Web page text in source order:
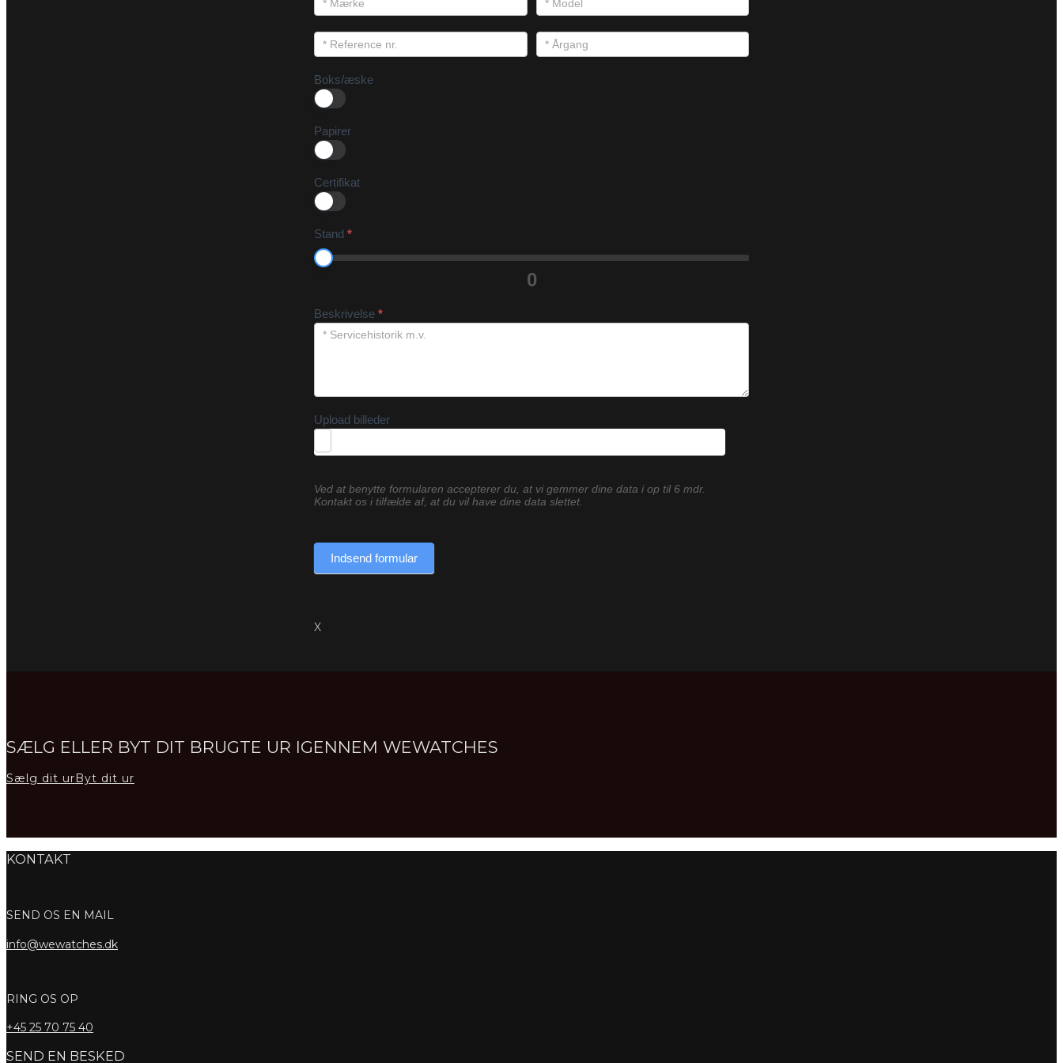
Boks/æske
Papirer
Certifikat
Stand *
0
Beskrivelse *
Upload billeder
Ved at benytte formularen accepterer du, at vi gemmer dine data i op til 6 mdr.
Kontakt os i tilfælde af, at du vil have dine data slettet.
Indsend formular
X
SÆLG ELLER BYT DIT BRUGTE UR IGENNEM WEWATCHES
Sælg dit urByt dit ur
KONTAKT
SEND OS EN MAIL
info@wewatches.dk
RING OS OP
+45 25 70 75 40
SEND EN BESKED